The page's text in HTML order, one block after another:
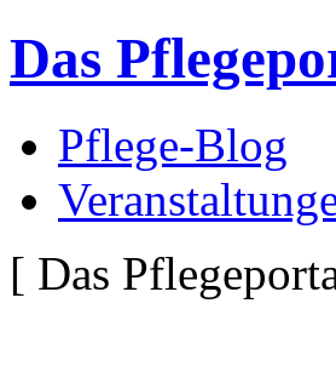
Das
Pflege-Blog
[ Das